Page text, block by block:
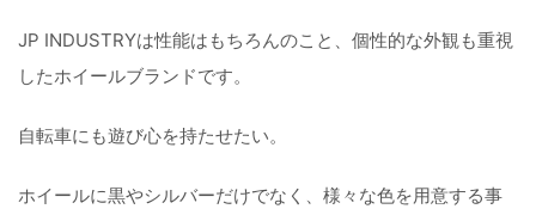
JP INDUSTRYは性能はもちろんのこと、個性的な外観も重視
したホイールブランドです。
自転車にも遊び心を持たせたい。
ホイールに黒やシルバーだけでなく、様々な色を用意する事